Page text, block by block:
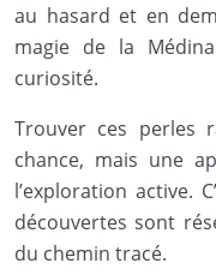
au hasard et en
magie de la
curiosité.
Trouver ces perles
chance, mais une
l’exploration active.
découvertes sont
du chemin tracé.